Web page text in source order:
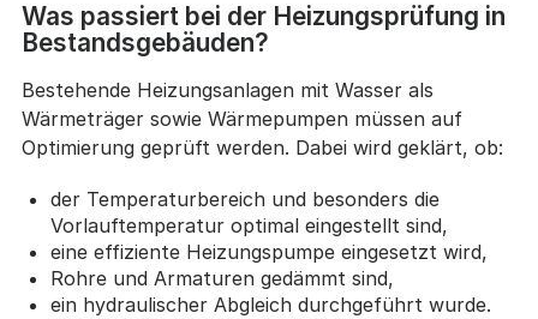
Was passiert bei der Heizungsprüfung in
Bestandsgebäuden?
Bestehende Heizungsanlagen mit Wasser als
Wärmeträger sowie Wärmepumpen müssen auf
Optimierung geprüft werden. Dabei wird geklärt, ob:
der Temperaturbereich und besonders die
Vorlauftemperatur optimal eingestellt sind,
eine effiziente Heizungspumpe eingesetzt wird,
Rohre und Armaturen gedämmt sind,
ein hydraulischer Abgleich durchgeführt wurde.